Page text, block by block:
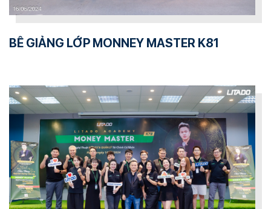
BẾ GIẢNG LỚP MONNEY MASTER K81